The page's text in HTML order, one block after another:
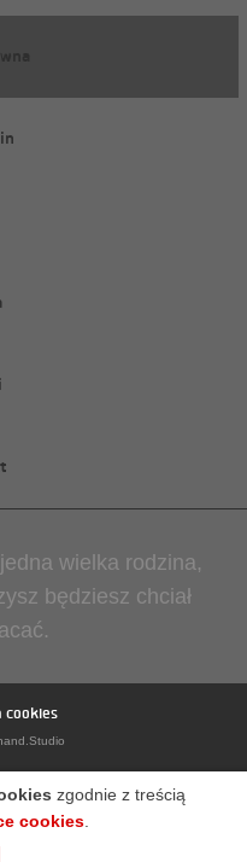
wielka rodzina,
będziesz chciał
cookies
zgodnie z treścią
cookies.